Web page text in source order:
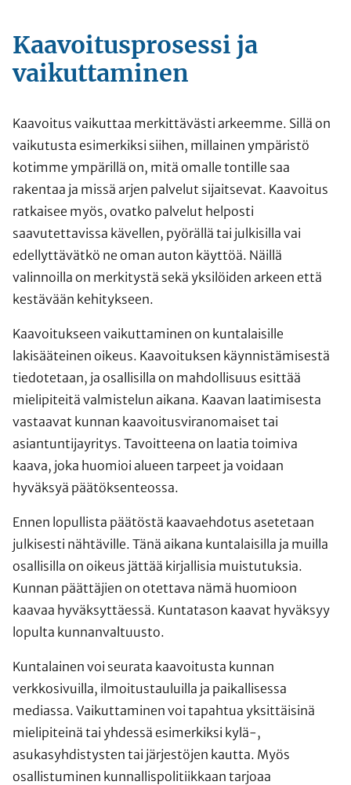
Kaavoitusprosessi ja
vaikuttaminen
Kaavoitus vaikuttaa merkittävästi arkeemme. Sillä on
vaikutusta esimerkiksi siihen, millainen ympäristö
kotimme ympärillä on, mitä omalle tontille saa
rakentaa ja missä arjen palvelut sijaitsevat. Kaavoitus
ratkaisee myös, ovatko palvelut helposti
saavutettavissa kävellen, pyörällä tai julkisilla vai
edellyttävätkö ne oman auton käyttöä. Näillä
valinnoilla on merkitystä sekä yksilöiden arkeen että
kestävään kehitykseen.
Kaavoitukseen vaikuttaminen on kuntalaisille
lakisääteinen oikeus. Kaavoituksen käynnistämisestä
tiedotetaan, ja osallisilla on mahdollisuus esittää
mielipiteitä valmistelun aikana. Kaavan laatimisesta
vastaavat kunnan kaavoitusviranomaiset tai
asiantuntijayritys. Tavoitteena on laatia toimiva
kaava, joka huomioi alueen tarpeet ja voidaan
hyväksyä päätöksenteossa.
Ennen lopullista päätöstä kaavaehdotus asetetaan
julkisesti nähtäville. Tänä aikana kuntalaisilla ja muilla
osallisilla on oikeus jättää kirjallisia muistutuksia.
Kunnan päättäjien on otettava nämä huomioon
kaavaa hyväksyttäessä. Kuntatason kaavat hyväksyy
lopulta kunnanvaltuusto.
Kuntalainen voi seurata kaavoitusta kunnan
verkkosivuilla, ilmoitustauluilla ja paikallisessa
mediassa. Vaikuttaminen voi tapahtua yksittäisinä
mielipiteinä tai yhdessä esimerkiksi kylä-,
asukasyhdistysten tai järjestöjen kautta. Myös
osallistuminen kunnallispolitiikkaan tarjoaa